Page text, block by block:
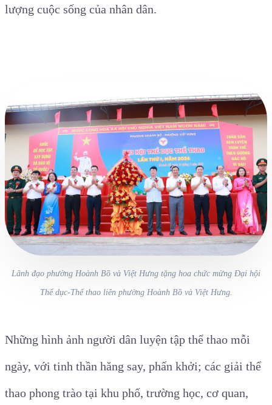
lượng cuộc sống của nhân dân.
Lãnh đạo phường Hoành Bồ và Việt Hưng tặng hoa chức mừng Đại hội
Thể dục-Thể thao liên phường Hoành Bồ và Việt Hưng.
Những hình ảnh người dân luyện tập thể thao mỗi
ngày, với tinh thần hăng say, phấn khởi; các giải thể
thao phong trào tại khu phố, trường học, cơ quan,